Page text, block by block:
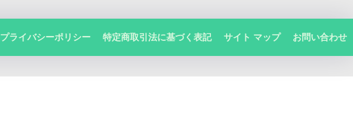
プライバシーポリシー 特定商取引法に基づく表記 サイト マップ お問い合わせ